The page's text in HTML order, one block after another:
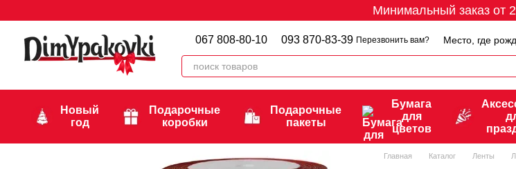
Минимальный заказ от
067 808-80-10 093 870-83-39 Перезвонить вам? Место, где
Новый
год
Подарочные
коробки
Подарочные
пакеты
Бумага
для
цветов
Главная Каталог Ленты